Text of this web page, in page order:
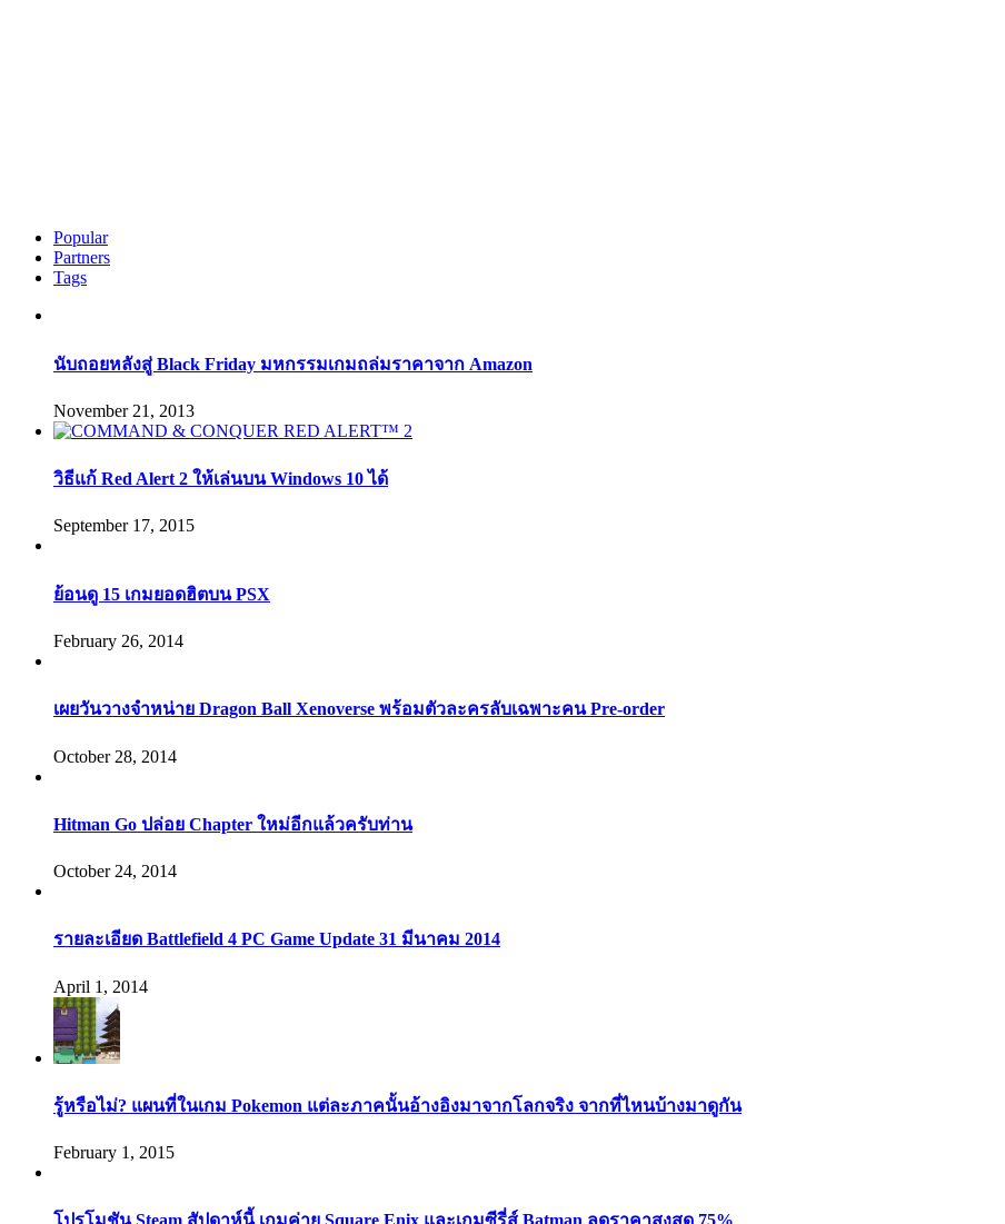
Popular
Partners
Tags
นับถอยหลังสู่ Black Friday มหกรรมเกมถล่มราคาจาก Amazon
November 21, 2013
วิธีแก้ Red Alert 2 ให้เล่นบน Windows 10 ได้
September 17, 2015
ย้อนดู 15 เกมยอดฮิตบน PSX
February 26, 2014
เผยวันวางจำหน่าย Dragon Ball Xenoverse พร้อมตัวละครลับเฉพาะคน Pre-order
October 28, 2014
Hitman Go ปล่อย Chapter ใหม่อีกแล้วครับท่าน
October 24, 2014
รายละเอียด Battlefield 4 PC Game Update 31 มีนาคม 2014
April 1, 2014
รู้หรือไม่? แผนที่ในเกม Pokemon แต่ละภาคนั้นอ้างอิงมาจากโลกจริง จากที่ไหนบ้างมาดูกัน
February 1, 2015